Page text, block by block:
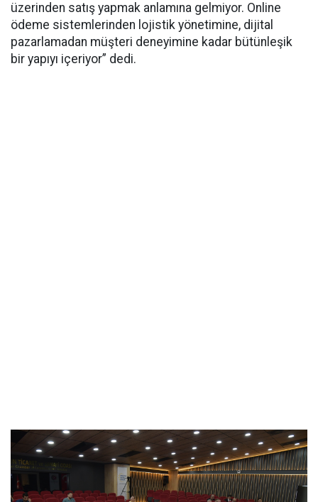
üzerinden satış yapmak anlamına gelmiyor. Online
ödeme sistemlerinden lojistik yönetimine, dijital
pazarlamadan müşteri deneyimine kadar bütünleşik
bir yapıyı içeriyor” dedi.